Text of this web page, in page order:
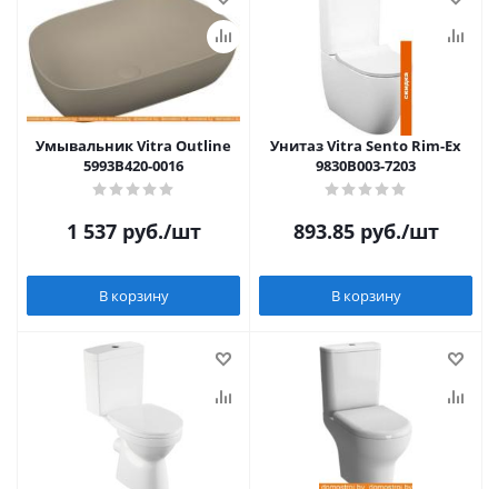
Умывальник Vitra Outline
5993B420-0016
1 537руб./шт
В корзину
Унитаз Vitra Sento Rim-Ex
9830B003-7203
893.85руб./шт
В корзину